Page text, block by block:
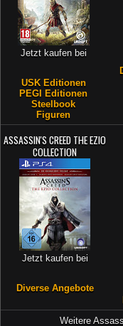
Jetzt kaufen bei
USK Editionen
PEGI Editionen
Steelbook
Figuren
ASSASSIN'S CREED THE EZIO
COLLECTION
Jetzt kaufen bei
Diverse Angebote
Weitere